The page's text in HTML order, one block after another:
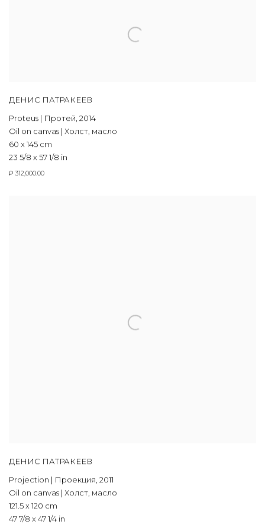
ДЕНИС ПАТРАКЕЕВ
Proteus | Протей, 2014
Oil on canvas | Холст, масло
60 x 145 cm
23 5/8 x 57 1/8 in
₽ 312,000.00
ДЕНИС ПАТРАКЕЕВ
Projection | Проекция, 2011
Oil on canvas | Холст, масло
121.5 x 120 cm
47 7/8 x 47 1/4 in